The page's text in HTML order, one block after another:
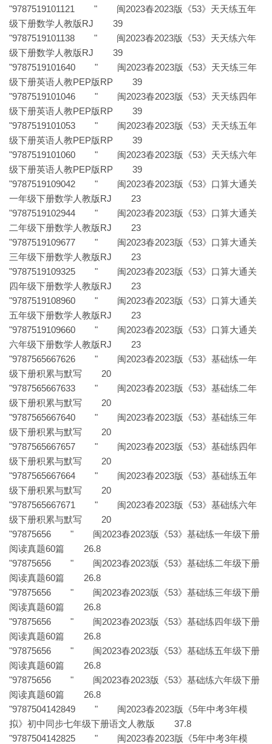
"9787519101121 " 闽2023春2023版《53》天天练五年
级下册数学人教版RJ 39
"9787519101138 " 闽2023春2023版《53》天天练六年
级下册数学人教版RJ 39
"9787519101640 " 闽2023春2023版《53》天天练三年
级下册英语人教PEP版RP 39
"9787519101046 " 闽2023春2023版《53》天天练四年
级下册英语人教PEP版RP 39
"9787519101053 " 闽2023春2023版《53》天天练五年
级下册英语人教PEP版RP 39
"9787519101060 " 闽2023春2023版《53》天天练六年
级下册英语人教PEP版RP 39
"9787519109042 " 闽2023春2023版《53》口算大通关
一年级下册数学人教版RJ 23
"9787519102944 " 闽2023春2023版《53》口算大通关
二年级下册数学人教版RJ 23
"9787519109677 " 闽2023春2023版《53》口算大通关
三年级下册数学人教版RJ 23
"9787519109325 " 闽2023春2023版《53》口算大通关
四年级下册数学人教版RJ 23
"9787519108960 " 闽2023春2023版《53》口算大通关
五年级下册数学人教版RJ 23
"9787519109660 " 闽2023春2023版《53》口算大通关
六年级下册数学人教版RJ 23
"9787565667626 " 闽2023春2023版《53》基础练一年
级下册积累与默写 20
"9787565667633 " 闽2023春2023版《53》基础练二年
级下册积累与默写 20
"9787565667640 " 闽2023春2023版《53》基础练三年
级下册积累与默写 20
"9787565667657 " 闽2023春2023版《53》基础练四年
级下册积累与默写 20
"9787565667664 " 闽2023春2023版《53》基础练五年
级下册积累与默写 20
"9787565667671 " 闽2023春2023版《53》基础练六年
级下册积累与默写 20
"97875656 " 闽2023春2023版《53》基础练一年级下册
阅读真题60篇 26.8
"97875656 " 闽2023春2023版《53》基础练二年级下册
阅读真题60篇 26.8
"97875656 " 闽2023春2023版《53》基础练三年级下册
阅读真题60篇 26.8
"97875656 " 闽2023春2023版《53》基础练四年级下册
阅读真题60篇 26.8
"97875656 " 闽2023春2023版《53》基础练五年级下册
阅读真题60篇 26.8
"97875656 " 闽2023春2023版《53》基础练六年级下册
阅读真题60篇 26.8
"9787504142849 " 闽2023春2023版《5年中考3年模
拟》初中同步七年级下册语文人教版 37.8
"9787504142825 " 闽2023春2023版《5年中考3年模